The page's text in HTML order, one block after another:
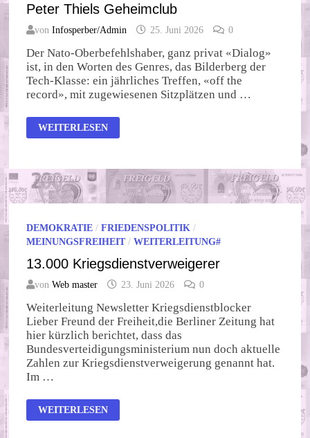
Peter Thiels Geheimclub
vonInfosperber/Admin 25. Juni 2026 0
Der Nato-Oberbefehlshaber, ganz privat «Dialog»
ist, in den Worten des Genres, das Bilderberg der
Tech-Klasse: ein jährliches Treffen, «off the
record», mit zugewiesenen Sitzplätzen und …
PETER
THIELS
WEITERLESEN
DEMOKRATIE /FRIEDENSPOLITIK /
MEINUNGSFREIHEIT/WEITERLEITUNG#
13.000 Kriegsdienstverweigerer
vonWeb master 23. Juni 2026 0
Weiterleitung Newsletter Kriegsdienstblocker
Lieber Freund der Freiheit,die Berliner Zeitung hat
hier kürzlich berichtet, dass das
Bundesverteidigungsministerium nun doch aktuelle
Zahlen zur Kriegsdienstverweigerung genannt hat.
Im …
13.000
KRIEGSDIENSTVERWEIGERER
WEITERLESEN